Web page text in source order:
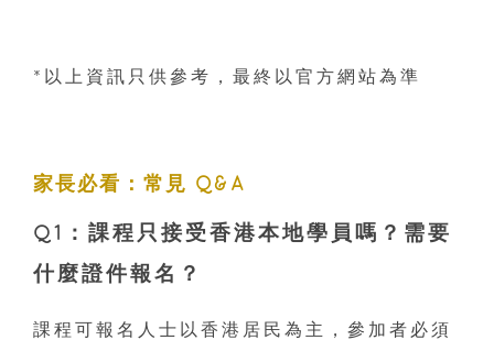
*以上資訊只供參考，最終以官方網站為準
家長必看：常見 Q&A
Q1：課程只接受香港本地學員嗎？需要
什麼證件報名？
課程可報名人士以香港居民為主，參加者必須